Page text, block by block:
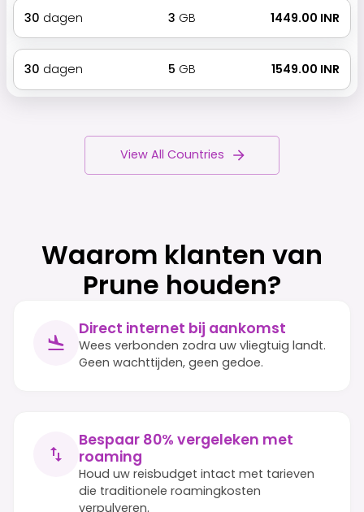
30 dagen 3 GB ₹ 1449.00 INR
30 dagen 5 GB ₹ 1549.00 INR
View All Countries
Waarom klanten van
Prune houden?
Direct internet bij aankomst
Wees verbonden zodra uw vliegtuig landt.
Geen wachttijden, geen gedoe.
Bespaar 80% vergeleken met
roaming
Houd uw reisbudget intact met tarieven
die traditionele roamingkosten
verpulveren.